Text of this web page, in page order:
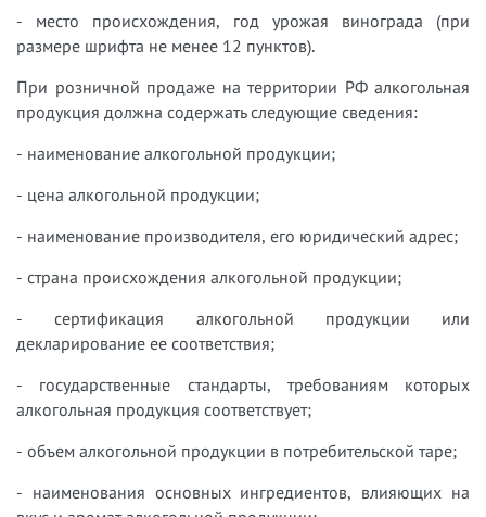
- место происхождения, год урожая винограда (при
размере шрифта не менее 12 пунктов).
При розничной продаже на территории РФ алкогольная
продукция должна содержать следующие сведения:
- наименование алкогольной продукции;
- цена алкогольной продукции;
- наименование производителя, его юридический адрес;
- страна происхождения алкогольной продукции;
- сертификация алкогольной продукции или
декларирование ее соответствия;
- государственные стандарты, требованиям которых
алкогольная продукция соответствует;
- объем алкогольной продукции в потребительской таре;
- наименования основных ингредиентов, влияющих на